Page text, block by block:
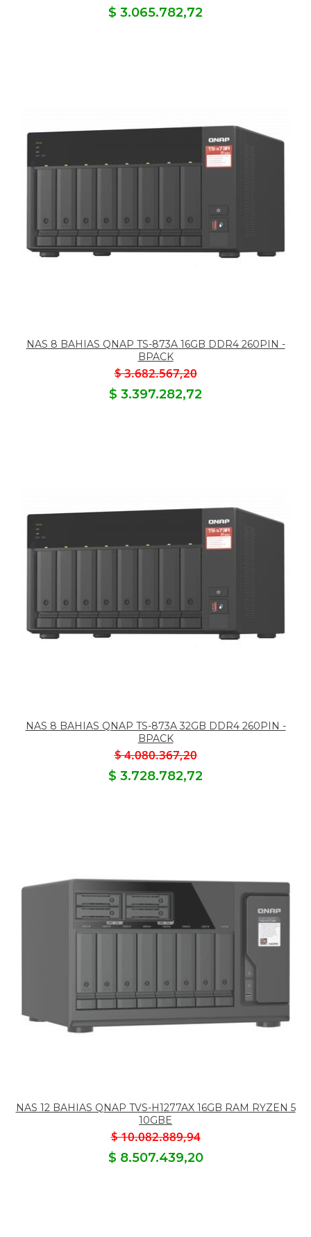
$ 3.065.782,72
NAS 8 BAHIAS QNAP TS-873A 16GB DDR4 260PIN -
BPACK
$ 3.682.567,20
$ 3.397.282,72
NAS 8 BAHIAS QNAP TS-873A 32GB DDR4 260PIN -
BPACK
$ 4.080.367,20
$ 3.728.782,72
NAS 12 BAHIAS QNAP TVS-H1277AX 16GB RAM RYZEN 5
10GBE
$ 10.082.889,94
$ 8.507.439,20